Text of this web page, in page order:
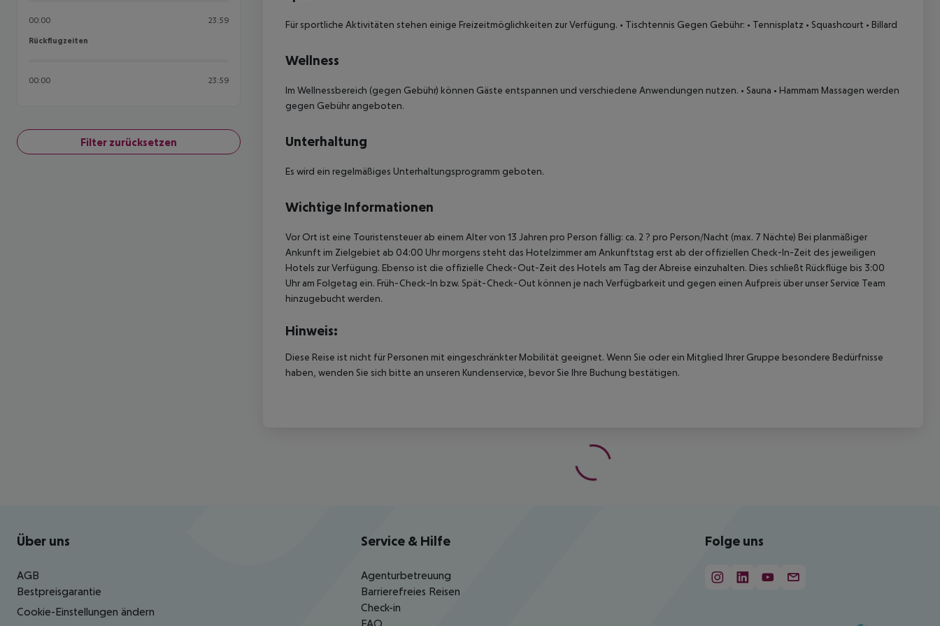
00:00 23:59
Rückflugzeiten
Rückflugzeiten
00:00 23:59
Filter zurücksetzen
Für sportliche Aktivitäten stehen einige Freizeitmöglichkeiten zur Verfügung. • Tischtennis Gegen Gebühr: • Tennisplatz • Squashcourt • Billard
Wellness
Im Wellnessbereich (gegen Gebühr) können Gäste entspannen und verschiedene Anwendungen nutzen. • Sauna • Hammam Massagen werden
gegen Gebühr angeboten.
Unterhaltung
Es wird ein regelmäßiges Unterhaltungsprogramm geboten.
Wichtige Informationen
Vor Ort ist eine Touristensteuer ab einem Alter von 13 Jahren pro Person fällig: ca. 2 ? pro Person/Nacht (max. 7 Nächte) Bei planmäßiger
Ankunft im Zielgebiet ab 04:00 Uhr morgens steht das Hotelzimmer am Ankunftstag erst ab der offiziellen Check-In-Zeit des jeweiligen
Hotels zur Verfügung. Ebenso ist die offizielle Check-Out-Zeit des Hotels am Tag der Abreise einzuhalten. Dies schließt Rückflüge bis 3:00
Uhr am Folgetag ein. Früh-Check-In bzw. Spät-Check-Out können je nach Verfügbarkeit und gegen einen Aufpreis über unser Service Team
hinzugebucht werden.
Hinweis:
Diese Reise ist nicht für Personen mit eingeschränkter Mobilität geeignet. Wenn Sie oder ein Mitglied Ihrer Gruppe besondere Bedürfnisse
haben, wenden Sie sich bitte an unseren Kundenservice, bevor Sie Ihre Buchung bestätigen.
Footer navigation
Über uns
AGB
Bestpreisgarantie
Cookie-Einstellungen ändern
Service & Hilfe
Agenturbetreuung
Barrierefreies Reisen
Check-in
FAQ
Folge uns